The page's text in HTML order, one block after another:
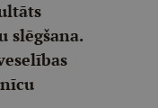
slēgšana.